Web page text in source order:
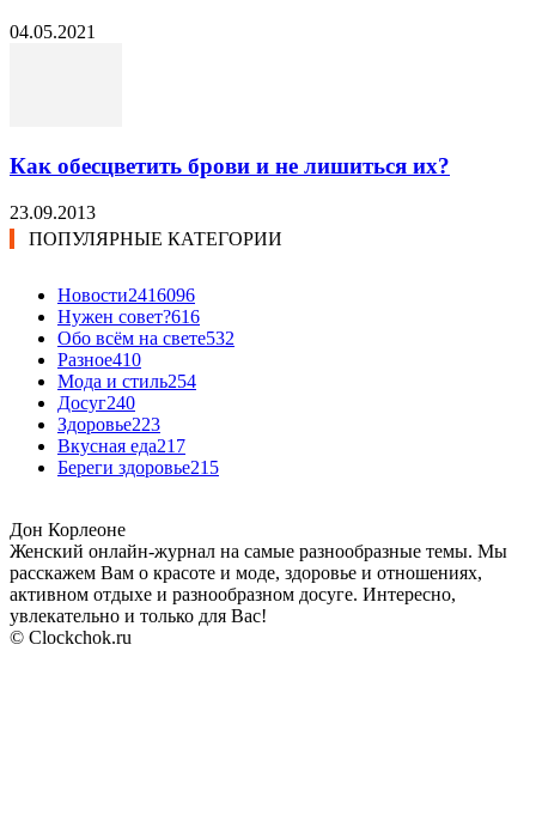
04.05.2021
Как обесцветить брови и не лишиться их?
23.09.2013
ПОПУЛЯРНЫЕ КАТЕГОРИИ
Новости2416096
Нужен совет?616
Обо всём на свете532
Разное410
Мода и стиль254
Досуг240
Здоровье223
Вкусная еда217
Береги здоровье215
Дон Корлеоне
Женский онлайн-журнал на самые разнообразные темы. Мы
расскажем Вам о красоте и моде, здоровье и отношениях,
активном отдыхе и разнообразном досуге. Интересно,
увлекательно и только для Вас!
© Clockchok.ru